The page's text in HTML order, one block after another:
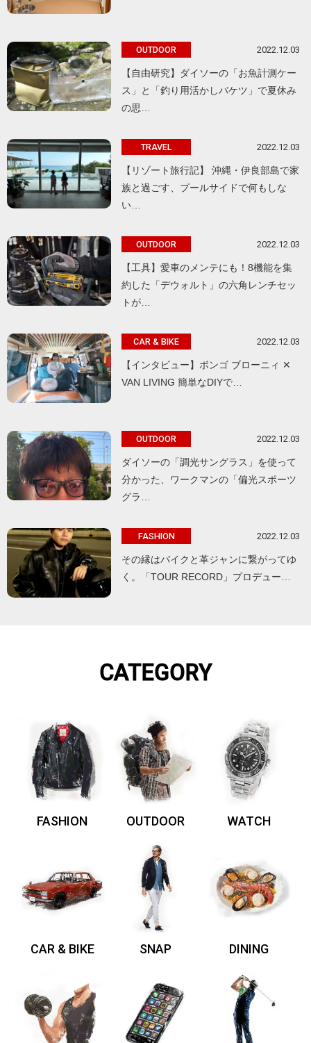
OUTDOOR 2022.12.03
【自由研究】ダイソーの「お魚計測ケー
ス」と「釣り用活かしバケツ」で夏休み
の思…
TRAVEL 2022.12.03
【リゾート旅行記】 沖縄・伊良部島で家
族と過ごす、プールサイドで何もしな
い…
OUTDOOR 2022.12.03
【工具】愛車のメンテにも！8機能を集
約した「デウォルト」の六角レンチセッ
トが…
CAR & BIKE 2022.12.03
【インタビュー】ボンゴ ブローニィ ✕
VAN LIVING 簡単なDIYで…
OUTDOOR 2022.12.03
ダイソーの「調光サングラス」を使って
分かった、ワークマンの「偏光スポーツ
グラ…
FASHION 2022.12.03
その縁はバイクと革ジャンに繋がってゆ
く。「TOUR RECORD」プロデュー…
CATEGORY
FASHION OUTDOOR WATCH
CAR & BIKE SNAP DINING